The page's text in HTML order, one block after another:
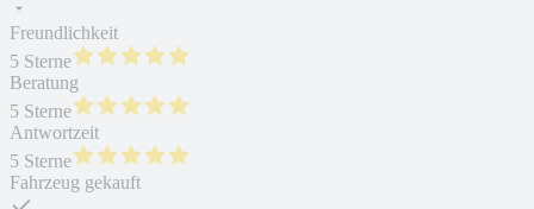
Freundlichkeit
5 Sterne
Beratung
5 Sterne
Antwortzeit
5 Sterne
Fahrzeug gekauft